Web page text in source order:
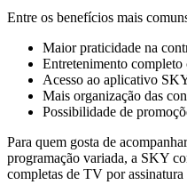
Entre os benefícios mais
Maior praticidade na
Entretenimento completo
Acesso ao aplicativo
Mais organização das
Possibilidade de
Para quem gosta de
programação variada, a SKY
completas de TV por